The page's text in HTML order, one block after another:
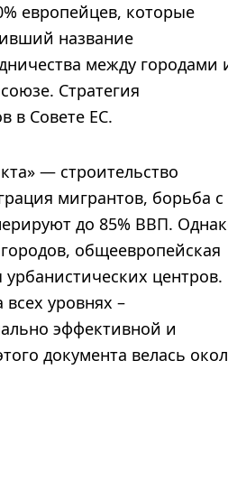
европейцев, которые
название
между городами
Стратегия
в Совете ЕС.
— строительство
мигрантов, борьба с
до 85% ВВП.
общеевропейская
центров.
уровнях –
эффективной и
документа велась